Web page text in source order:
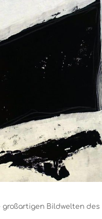
großartigen Bildwelten